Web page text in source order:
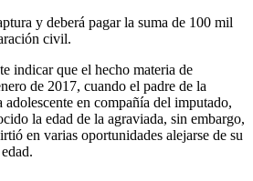
y deberá pagar la suma de 100 mil
civil.
indicar que el hecho materia de
de 2017, cuando el padre de la
en compañía del imputado,
la edad de la agraviada, sin embargo,
en varias oportunidades alejarse de su